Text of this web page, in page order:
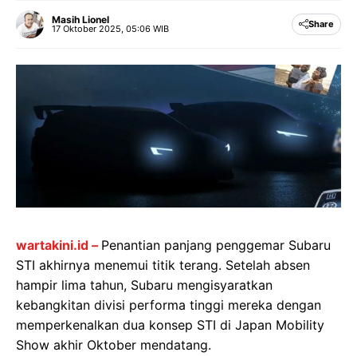
Masih Lionel
17 Oktober 2025, 05:06 WIB Share
wartakini.id – Penantian panjang penggemar Subaru
STI akhirnya menemui titik terang. Setelah absen
hampir lima tahun, Subaru mengisyaratkan
kebangkitan divisi performa tinggi mereka dengan
memperkenalkan dua konsep STI di Japan Mobility
Show akhir Oktober mendatang.